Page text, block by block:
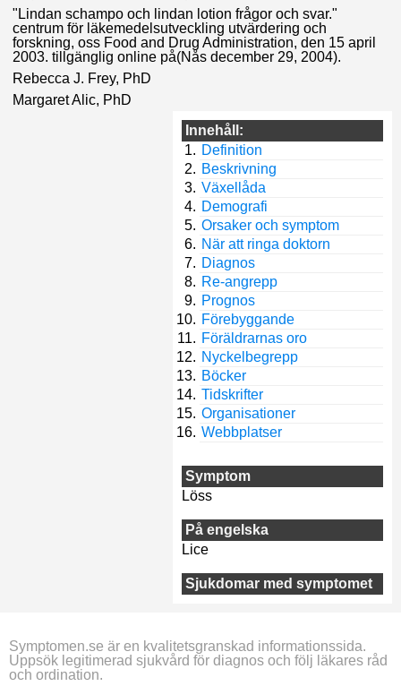
"Lindan schampo och lindan lotion frågor och svar."
centrum för läkemedelsutveckling utvärdering och
forskning, oss Food and Drug Administration, den 15 april
2003. tillgänglig online på(Nås december 29, 2004).
Rebecca J. Frey, PhD
Margaret Alic, PhD
Innehåll:
Definition
Beskrivning
Växellåda
Demografi
Orsaker och symptom
När att ringa doktorn
Diagnos
Re-angrepp
Prognos
Förebyggande
Föräldrarnas oro
Nyckelbegrepp
Böcker
Tidskrifter
Organisationer
Webbplatser
Symptom
Löss
På engelska
Lice
Sjukdomar med symptomet
Symptomen.se är en kvalitetsgranskad informationssida.
Uppsök legitimerad sjukvård för diagnos och följ läkares råd
och ordination.